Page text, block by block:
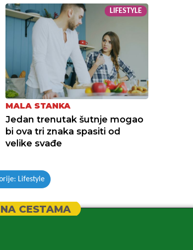
LIFESTYLE
MALA STANKA
Jedan trenutak šutnje mogao
bi ova tri znaka spasiti od
velike svađe
Lifestyle
CESTAMA